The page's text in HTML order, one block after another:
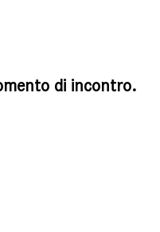
di incontro.